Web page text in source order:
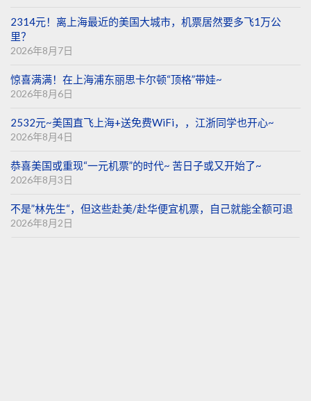
2314元！离上海最近的美国大城市，机票居然要多飞1万公
里？
2026年8月7日
惊喜满满！在上海浦东丽思卡尔顿“顶格”带娃~
2026年8月6日
2532元~美国直飞上海+送免费WiFi，，江浙同学也开心~
2026年8月4日
恭喜美国或重现“一元机票”的时代~ 苦日子或又开始了~
2026年8月3日
不是”林先生“，但这些赴美/赴华便宜机票，自己就能全额可退
2026年8月2日